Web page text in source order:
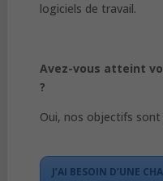
logiciels de travail.
Avez-vous atteint
?
Oui, nos objectifs
J’AI BESOIN D’UNE